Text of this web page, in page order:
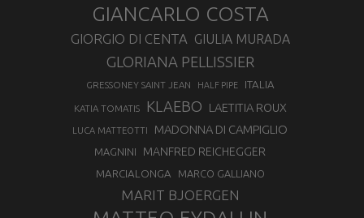
GIANCARLO COSTA
GIORGIO DI CENTA GIULIA MURADA
GLORIANA PELLISSIER
GRESSONEY SAINT JEAN HALF PIPE ITALIA
KATIA TOMATIS KLAEBO LAETITIA ROUX
LUCA MATTEOTTI MADONNA DI CAMPIGLIO
MAGNINI MANFRED REICHEGGER
MARCIALONGA MARCO GALLIANO
MARIT BJOERGEN